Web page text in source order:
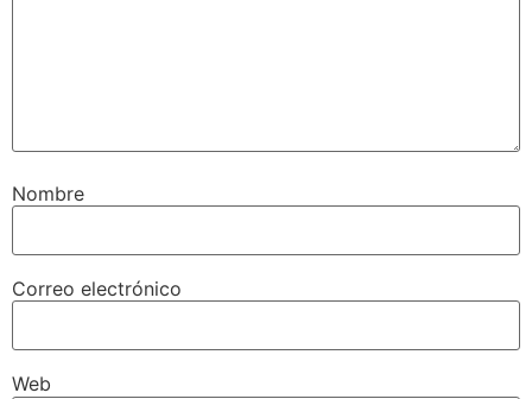
Nombre
Correo electrónico
Web